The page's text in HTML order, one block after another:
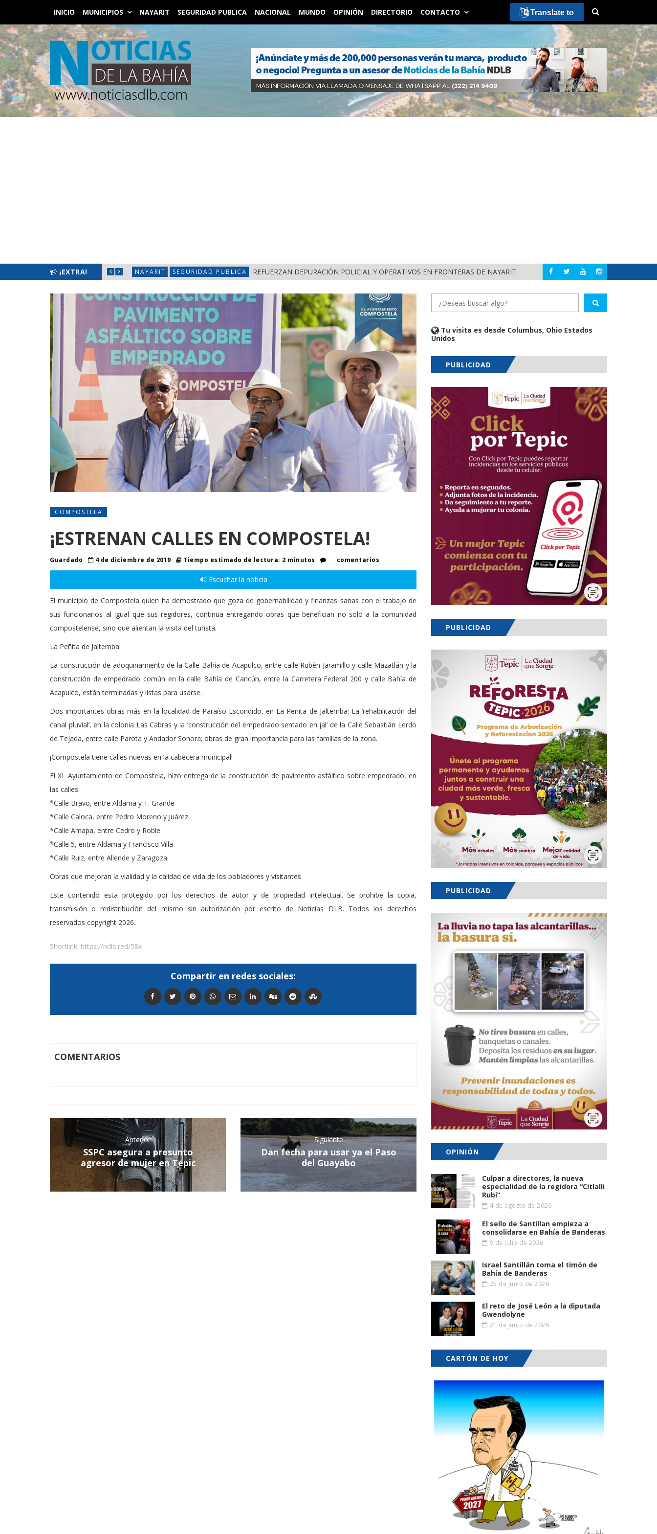
INICIO MUNICIPIOS NAYARIT SEGURIDAD PUBLICA NACIONAL MUNDO OPINIÓN DIRECTORIO CONTACTO
¡EXTRA!
EN BAHÍA DE BANDERAS NAYARIT SEGURIDAD PUBLICA REFUERZAN DEPURACIÓN POLICIAL Y OPERATIVOS EN FRONTERAS DE NAYARIT NAYARIT MUNICIPIOS DE
COMPOSTELA
¡ESTRENAN CALLES EN COMPOSTELA!
Guardado 4 de diciembre de 2019 Tiempo estimado de lectura: 2 minutos comentarios
🔊 Escuchar la noticia
El municipio de Compostela quien ha demostrado que goza de gobernabilidad y finanzas sanas con el trabajo de
sus funcionarios al igual que sus regidores, continua entregando obras que benefician no solo a la comunidad
compostelense, sino que alientan la visita del turista.
La Peñita de Jaltemba
La construcción de adoquinamiento de la Calle Bahía de Acapulco, entre calle Rubén Jaramillo y calle Mazatlán y la
construcción de empedrado común en la calle Bahía de Cancún, entre la Carretera Federal 200 y calle Bahía de
Acapulco, están terminadas y listas para usarse.
Dos importantes obras más en la localidad de Paraíso Escondido, en La Peñita de Jaltemba: La ‘rehabilitación del
canal pluvial’, en la colonia Las Cabras y la ‘construcción del empedrado sentado en jal’ de la Calle Sebastián Lerdo
de Tejada, entre calle Parota y Andador Sonora; obras de gran importancia para las familias de la zona.
¡Compostela tiene calles nuevas en la cabecera municipal!
El XL Ayuntamiento de Compostela, hizo entrega de la construcción de pavimento asfáltico sobre empedrado, en
las calles:
*Calle Bravo, entre Aldama y T. Grande
*Calle Caloca, entre Pedro Moreno y Juárez
*Calle Amapa, entre Cedro y Roble
*Calle 5, entre Aldama y Francisco Villa
*Calle Ruiz, entre Allende y Zaragoza
Obras que mejoran la vialidad y la calidad de vida de los pobladores y visitantes
Este contenido esta protegido por los derechos de autor y de propiedad intelectual. Se prohibe la copia,
transmisión o redistribución del mismo sin autorización por escrito de Noticias DLB. Todos los derechos
reservados copyright 2026.
Shortlink: https://ndlb.red/58x
Compartir en redes sociales:
COMENTARIOS
Anterior
SSPC asegura a presunto
agresor de mujer en Tepic
Siguiente
Dan fecha para usar ya el Paso
del Guayabo
Tu visita es desde Columbus, Ohio Estados
Unidos
PUBLICIDAD
PUBLICIDAD
PUBLICIDAD
OPINIÓN
Culpar a directores, la nueva
especialidad de la regidora “Citlalli
Rubi”
4 de agosto de 2026
El sello de Santillan empieza a
consolidarse en Bahía de Banderas
9 de julio de 2026
Israel Santillán toma el timón de
Bahía de Banderas
25 de junio de 2026
El reto de José León a la diputada
Gwendolyne
21 de junio de 2026
CARTÓN DE HOY
Translate to